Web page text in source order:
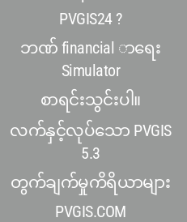
PVGIS24 ?
ဘဏ် financial ာရေး
Simulator
စာရင်းသွင်းပါ။
လက်နှင့်လုပ်သော PVGIS
5.3
တွက်ချက်မှုကိရိယာများ
PVGIS.COM